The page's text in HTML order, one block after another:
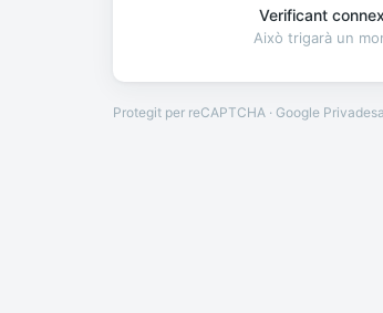
Verificant
Això trigarà un
Protegit per reCAPTCHA · Google Privadesa